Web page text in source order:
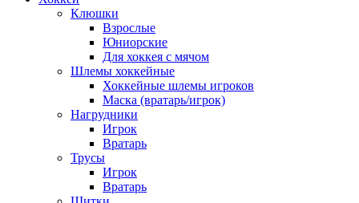
Клюшки
Взрослые
Юниорские
Для хоккея с мячом
Шлемы хоккейные
Хоккейные шлемы игроков
Маска (вратарь/игрок)
Нагрудники
Игрок
Вратарь
Трусы
Игрок
Вратарь